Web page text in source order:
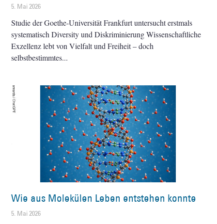
5. Mai 2026
Studie der Goethe-Universität Frankfurt untersucht erstmals
systematisch Diversity und Diskriminierung Wissenschaftliche
Exzellenz lebt von Vielfalt und Freiheit – doch
selbstbestimmtes
Wie aus Molekülen Leben entstehen konnte
5. Mai 2026